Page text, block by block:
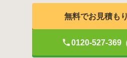
無料でお見積も
0120-527-369